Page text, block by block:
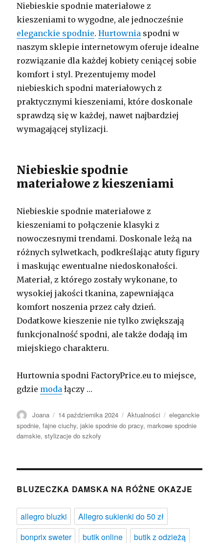
Niebieskie spodnie materiałowe z
kieszeniami to wygodne, ale jednocześnie
eleganckie spodnie.Hurtownia spodni w
naszym sklepie internetowym oferuje idealne
rozwiązanie dla każdej kobiety ceniącej sobie
komfort i styl. Prezentujemy model
niebieskich spodni materiałowych z
praktycznymi kieszeniami, które doskonale
sprawdzą się w każdej, nawet najbardziej
wymagającej stylizacji.
Niebieskie spodnie
materiałowe z kieszeniami
Niebieskie spodnie materiałowe z
kieszeniami to połączenie klasyki z
nowoczesnymi trendami. Doskonale leżą na
różnych sylwetkach, podkreślając atuty figury
i maskując ewentualne niedoskonałości.
Materiał, z którego zostały wykonane, to
wysokiej jakości tkanina, zapewniająca
komfort noszenia przez cały dzień.
Dodatkowe kieszenie nie tylko zwiększają
funkcjonalność spodni, ale także dodają im
miejskiego charakteru.
Hurtownia spodni FactoryPrice.eu to miejsce,
gdzie moda łączy …
Autor
Joana Opublikowano
14 października 2024 Kategorie
Aktualności Tagi
eleganckie
spodnie,fajne ciuchy,jakie spodnie do pracy, markowe spodnie
damskie,stylizacje do szkoły
BLUZECZKA DAMSKA NA RÓŻNE OKAZJE
allegro bluzki
Allegro sukienki do 50 zł
bonprix sweter
butik online
butik z odzieżą